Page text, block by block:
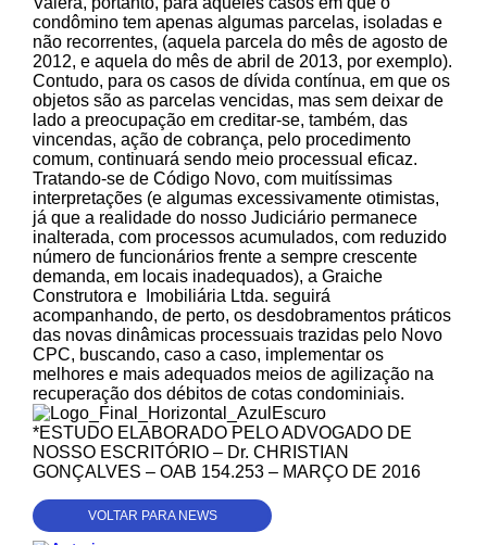
condômino tem apenas algumas parcelas, isoladas e
não recorrentes, (aquela parcela do mês de agosto de
2012, e aquela do mês de abril de 2013, por exemplo).
Contudo, para os casos de dívida contínua, em que os
objetos são as parcelas vencidas, mas sem deixar de
lado a preocupação em creditar-se, também, das
vincendas, ação de cobrança, pelo procedimento
comum, continuará sendo meio processual eficaz.
Tratando-se de Código Novo, com muitíssimas
interpretações (e algumas excessivamente otimistas,
já que a realidade do nosso Judiciário permanece
inalterada, com processos acumulados, com reduzido
número de funcionários frente a sempre crescente
demanda, em locais inadequados), a Graiche
Construtora e Imobiliária Ltda. seguirá
acompanhando, de perto, os desdobramentos práticos
das novas dinâmicas processuais trazidas pelo Novo
CPC, buscando, caso a caso, implementar os
melhores e mais adequados meios de agilização na
recuperação dos débitos de cotas condominiais.
*ESTUDO ELABORADO PELO ADVOGADO DE
NOSSO ESCRITÓRIO – Dr. CHRISTIAN
GONÇALVES – OAB 154.253 – MARÇO DE 2016
VOLTAR PARA NEWS